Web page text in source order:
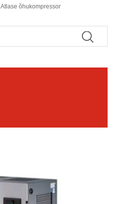
Atlase õhukompressor